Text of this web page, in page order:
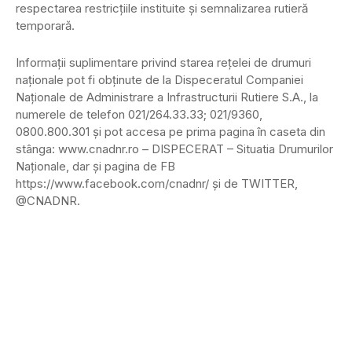
respectarea restricţiile instituite şi semnalizarea rutieră
temporară.
Informaţii suplimentare privind starea reţelei de drumuri
naţionale pot fi obţinute de la Dispeceratul Companiei
Naţionale de Administrare a Infrastructurii Rutiere S.A., la
numerele de telefon 021/264.33.33; 021/9360,
0800.800.301 şi pot accesa pe prima pagina în caseta din
stânga: www.cnadnr.ro – DISPECERAT – Situatia Drumurilor
Naţionale, dar şi pagina de FB
https://www.facebook.com/cnadnr/ şi de TWITTER,
@CNADNR.